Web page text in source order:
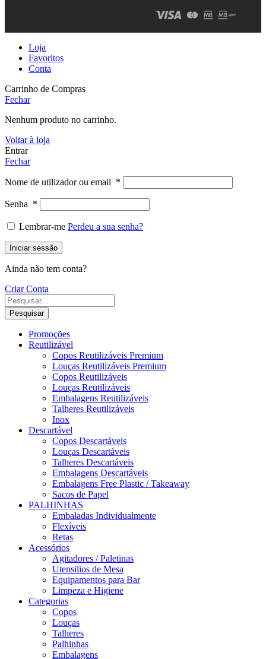
Loja
Favoritos
Conta
Carrinho de Compras
Fechar
Nenhum produto no carrinho.
Voltar à loja
Entrar
Fechar
Nome de utilizador ou email *
Senha *
Lembrar-me Perdeu a sua senha?
Iniciar sessão
Ainda não tem conta?
Criar Conta
Pesquisar
Promoções
Reutilizável
Copos Reutilizáveis Premium
Louças Reutilizáveis Premium
Copos Reutilizáveis
Louças Reutilizáveis
Embalagens Reutilizáveis
Talheres Reutilizáveis
Inox
Descartável
Copos Descartáveis
Louças Descartáveis
Talheres Descartáveis
Embalagens Descartáveis
Embalagens Free Plastic / Takeaway
Sacos de Papel
PALHINHAS
Embaladas Individualmente
Flexíveis
Retas
Acessórios
Agitadores / Paletinas
Utensilios de Mesa
Equipamentos para Bar
Limpeza e Higiene
Categorias
Copos
Louças
Talheres
Palhinhas
Embalagens